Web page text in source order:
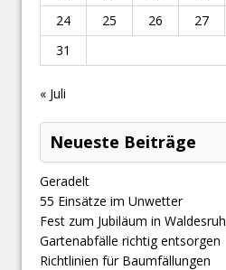
24
25 26 27
31
« Juli
Neueste Beiträge
Geradelt
​55 Einsätze im Unwetter
Fest zum Jubiläum in Waldesruh
Gartenabfälle richtig entsorgen
Richtlinien für Baumfällungen